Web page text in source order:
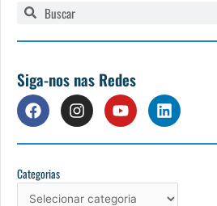
Pesquisar
Pesquisar
Siga-nos nas Redes
F
a
e
o
o
I
n
t
g
r
Y
o
t
b
e
L
i
k
d
i
Categorias
Categorias